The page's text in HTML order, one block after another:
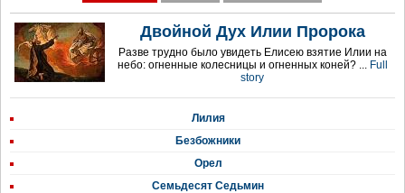
Двойной Дух Илии Пророка
Разве трудно было увидеть Елисею взятие Илии на
небо: огненные колесницы и огненных коней? ... Full
story
Лилия
Безбожники
Орел
Семьдесят Седьмин